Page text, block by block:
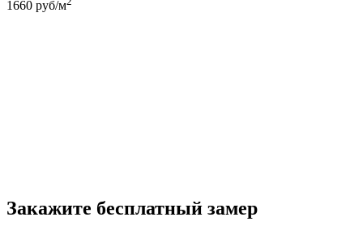
1660 руб/м
Закажите бесплатный замер